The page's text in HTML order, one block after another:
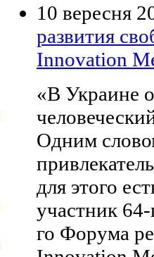
10 вересня
развития
Innovation
«В Украине
Одним
для этого
участник
го Форума